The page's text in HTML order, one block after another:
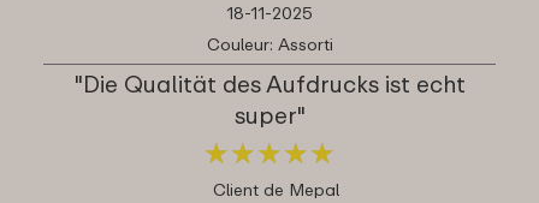
18-11-2025
Couleur: Assorti
"Die Qualität des Aufdrucks ist echt
super"
★★★★★
★★★★★
Client de Mepal